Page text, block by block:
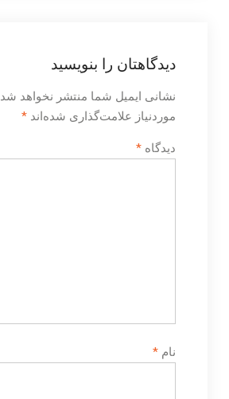
دیدگاهتان را بنویسید
نشانی ایمیل شما منتشر نخواهد شد.
موردنیاز علامت‌گذاری شده‌اند *
دیدگاه *
نام *